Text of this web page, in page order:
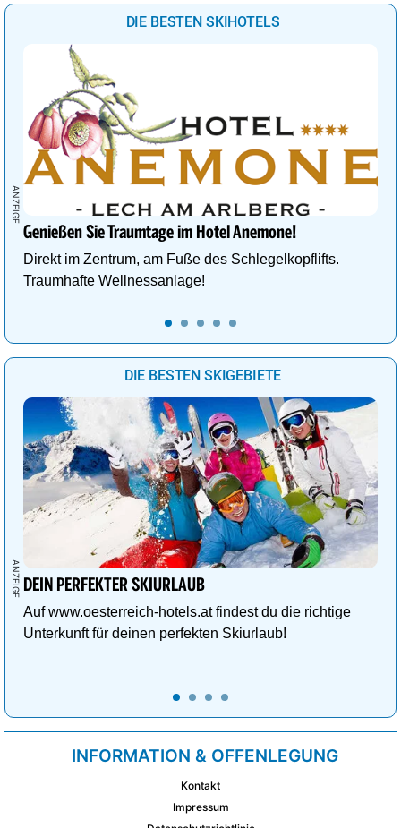
DIE BESTEN SKIHOTELS
Genießen Sie Traumtage im Hotel Anemone!
Direkt im Zentrum, am Fuße des Schlegelkopflifts.
Traumhafte Wellnessanlage!
DIE BESTEN SKIGEBIETE
DEIN PERFEKTER SKIURLAUB
Auf www.oesterreich-hotels.at findest du die richtige
Unterkunft für deinen perfekten Skiurlaub!
INFORMATION & OFFENLEGUNG
Kontakt
Impressum